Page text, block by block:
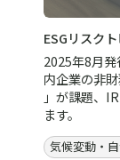
ESGリスク
2025年8月
内企業の非
」が課題、
ます。
気候変動・